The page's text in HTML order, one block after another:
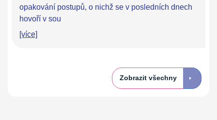
opakování postupů, o nichž se v posledních dnech
hovoří v sou
[více]
Zobrazit všechny